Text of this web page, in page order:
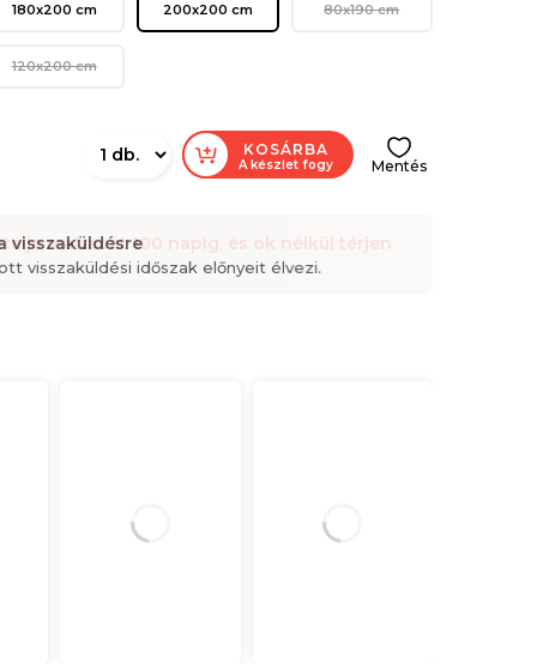
180x200 cm 200x200 cm 80x190 cm
120x200 cm
KOSÁRBA
A készlet fogy Mentés
matracát 100 napig, és ok nélkül térjen
visszaküldésre
visszaküldési időszak előnyeit élvezi.